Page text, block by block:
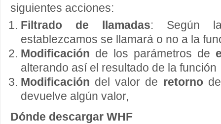
siguientes acciones:
Filtrado de llamadas: Según
establezcamos se llamará o no a la
Modificación de los parámetros de
alterando así el resultado de la función
Modificación del valor de retornode
devuelve algún valor,
Dónde descargar WHF